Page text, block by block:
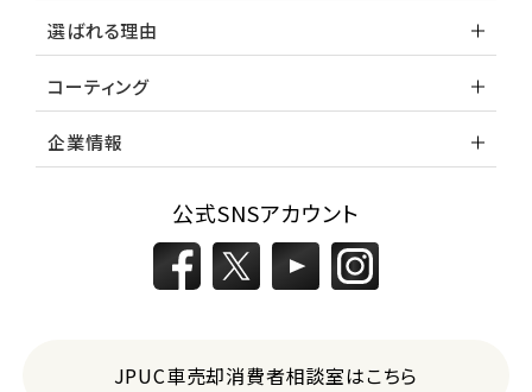
選ばれる理由
コーティング
企業情報
公式SNSアカウント
JPUC車売却消費者相談室はこちら